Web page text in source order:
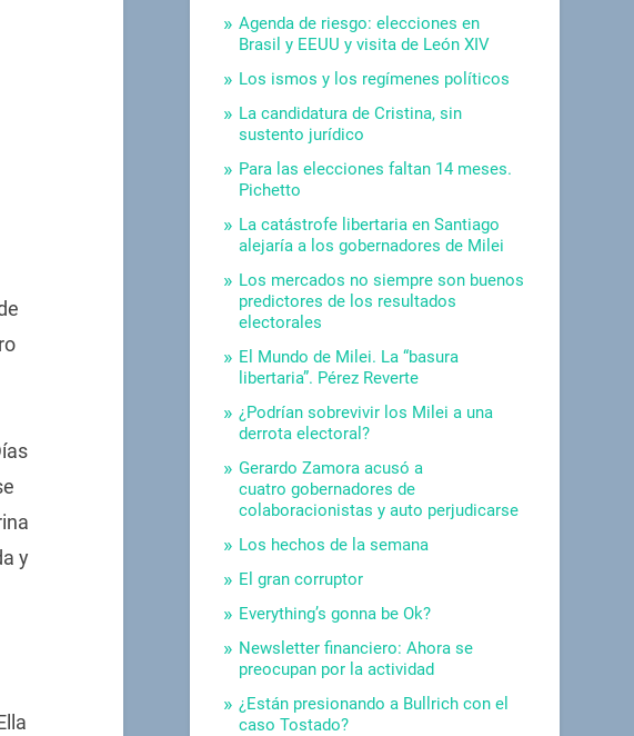
y
Agenda de riesgo: elecciones en
Brasil y EEUU y visita de León XIV
Los ismos y los regímenes políticos
La candidatura de Cristina, sin
sustento jurídico
Para las elecciones faltan 14 meses.
Pichetto
La catástrofe libertaria en Santiago
alejaría a los gobernadores de Milei
Los mercados no siempre son buenos
predictores de los resultados
electorales
El Mundo de Milei. La “basura
libertaria”. Pérez Reverte
¿Podrían sobrevivir los Milei a una
derrota electoral?
Gerardo Zamora acusó a
cuatro gobernadores de
colaboracionistas y auto perjudicarse
Los hechos de la semana
El gran corruptor
Everything’s gonna be Ok?
Newsletter financiero: Ahora se
preocupan por la actividad
¿Están presionando a Bullrich con el
caso Tostado?